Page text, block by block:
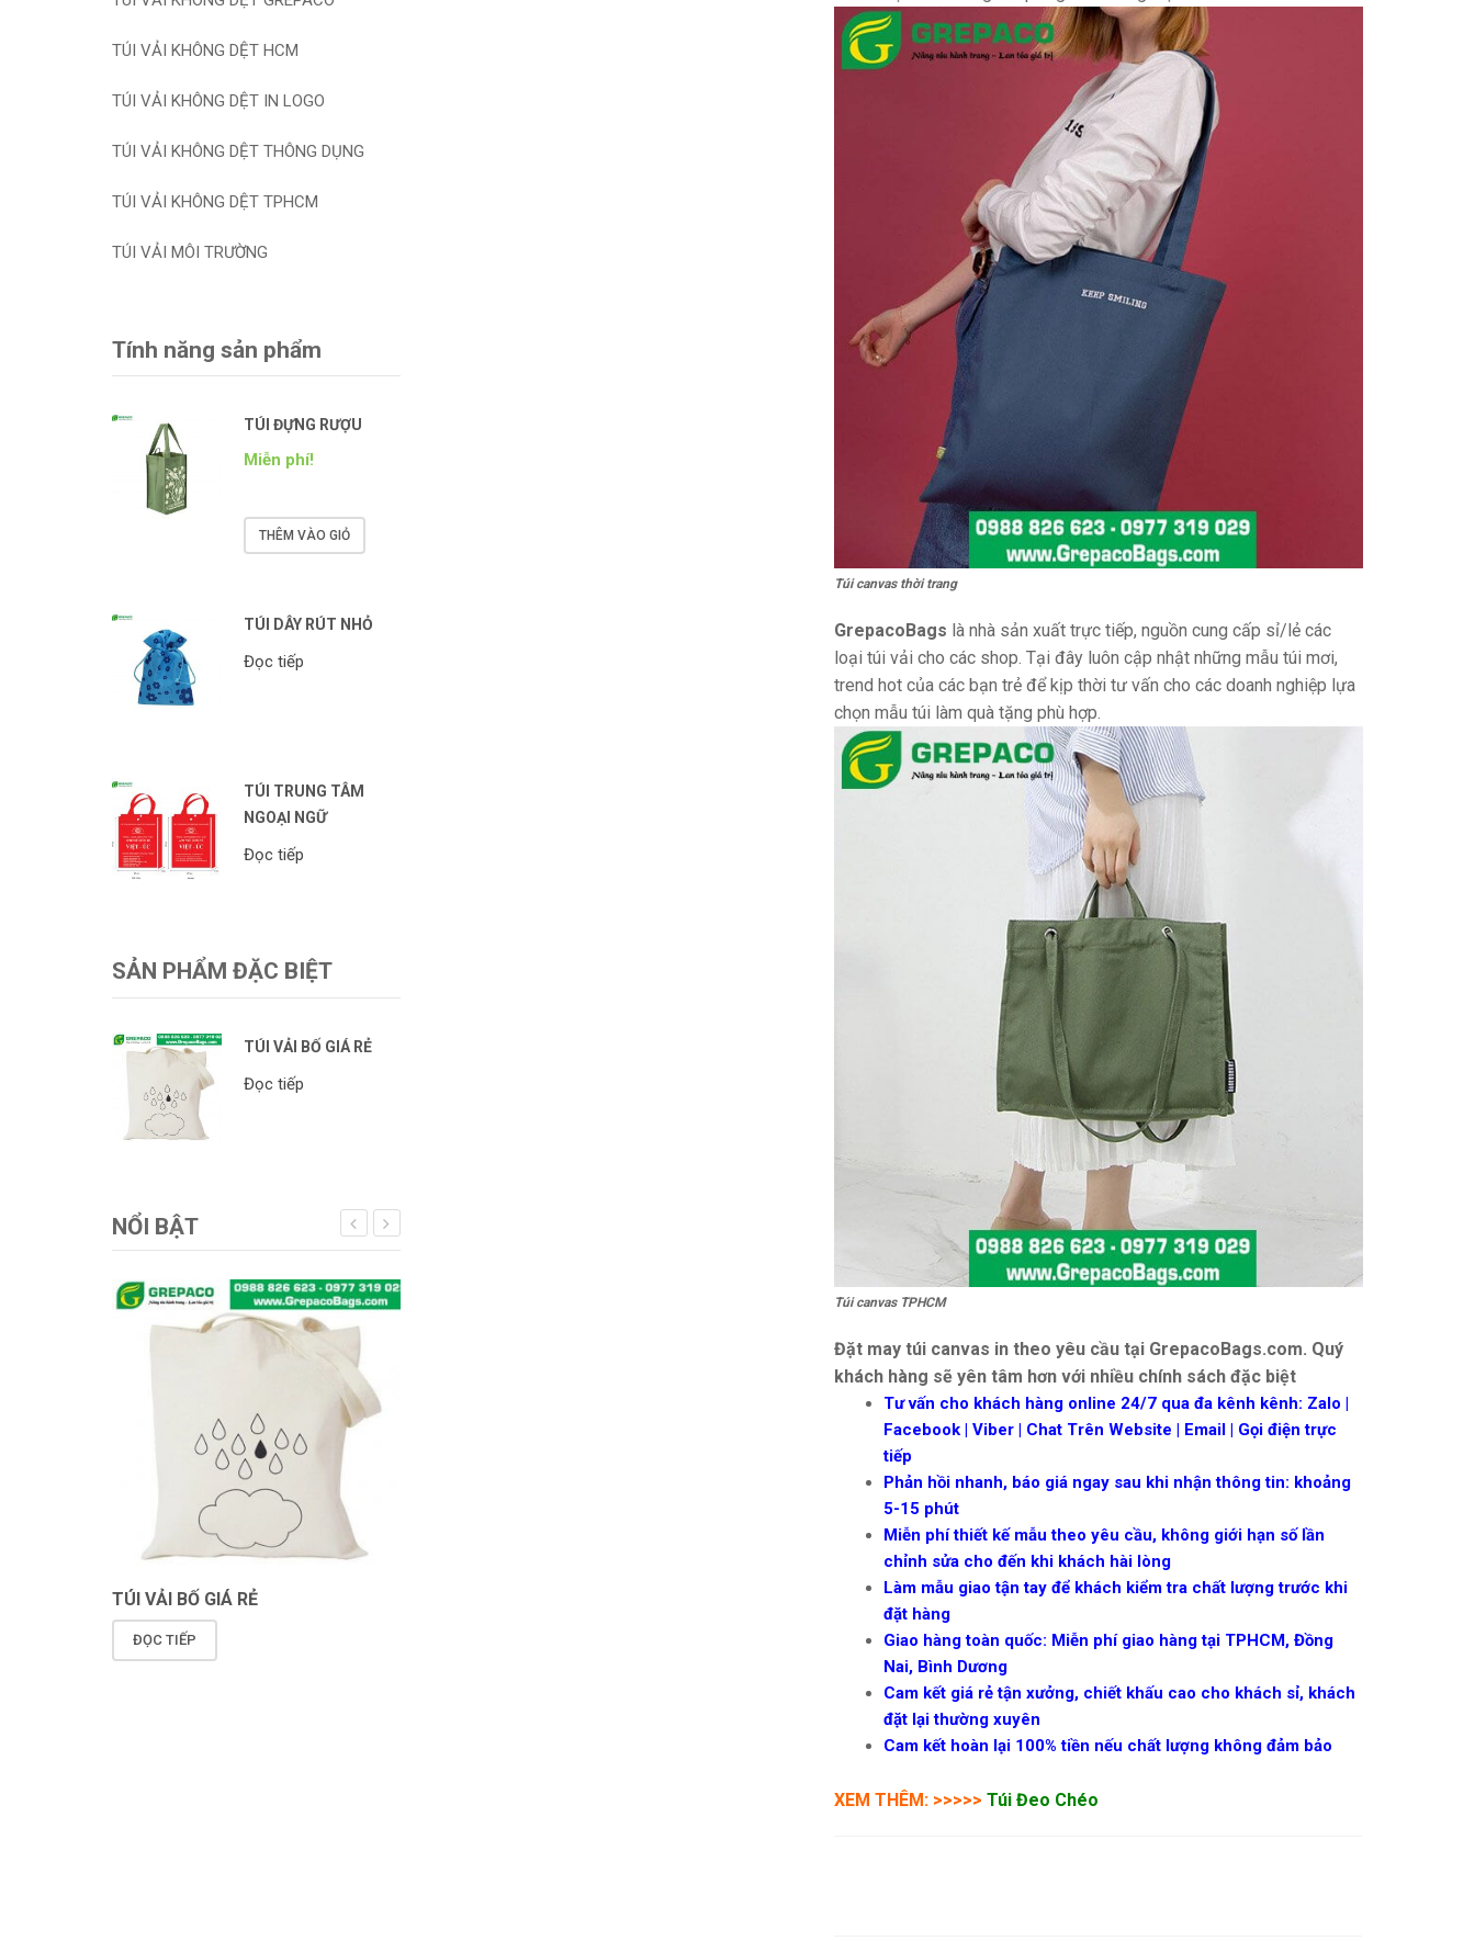
Túi canvas thời trang
GrepacoBags là nhà sản xuất trực tiếp, nguồn cung cấp sỉ/lẻ các
loại túi vải cho các shop. Tại đây luôn cập nhật những mẫu túi mơi,
trend hot của các bạn trẻ để kịp thời tư vấn cho các doanh nghiệp lựa
chọn mẫu túi làm quà tặng phù hợp.
Túi canvas TPHCM
Đặt may túi canvas in theo yêu cầu tại GrepacoBags.com. Quý
khách hàng sẽ yên tâm hơn với nhiều chính sách đặc biệt
Tư vấn cho khách hàng online 24/7 qua đa kênh kênh: Zalo |
Facebook | Viber | Chat Trên Website | Email | Gọi điện trực
tiếp
Phản hồi nhanh, báo giá ngay sau khi nhận thông tin: khoảng
5-15 phút
Miễn phí thiết kế mẫu theo yêu cầu, không giới hạn số lần
chỉnh sửa cho đến khi khách hài lòng
Làm mẫu giao tận tay để khách kiểm tra chất lượng trước khi
đặt hàng
Giao hàng toàn quốc: Miễn phí giao hàng tại TPHCM, Đồng
Nai, Bình Dương
Cam kết giá rẻ tận xưởng, chiết khấu cao cho khách sỉ, khách
đặt lại thường xuyên
Cam kết hoàn lại 100% tiền nếu chất lượng không đảm bảo
XEM THÊM: >>>>> Túi Đeo Chéo
TÚI VẢI KHÔNG DỆT HCM
TÚI VẢI KHÔNG DỆT IN LOGO
TÚI VẢI KHÔNG DỆT THÔNG DỤNG
TÚI VẢI KHÔNG DỆT TPHCM
TÚI VẢI MÔI TRƯỜNG
Tính năng sản phẩm
TÚI ĐỰNG RƯỢU
Miễn phí!
THÊM VÀO GIỎ
TÚI DÂY RÚT NHỎ
Đọc tiếp
TÚI TRUNG TÂM
NGOẠI NGỮ
Đọc tiếp
SẢN PHẨM ĐẶC BIỆT
TÚI VẢI BỐ GIÁ RẺ
Đọc tiếp
NỔI BẬT
TÚI VẢI BỐ GIÁ RẺ
ĐỌC TIẾP